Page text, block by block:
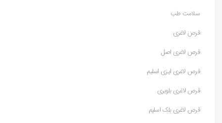
سلامت طب
قرص لاغری
قرص لاغری اصل
قرص لاغری ایزی اسلیم
قرص لاغری بلوبری
قرص لاغری بلک اسلیم